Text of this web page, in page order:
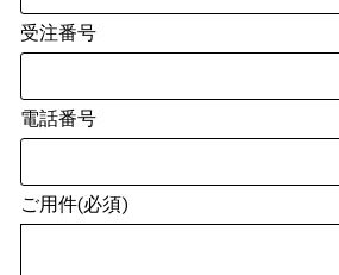
受注番号
電話番号
ご用件(必須)